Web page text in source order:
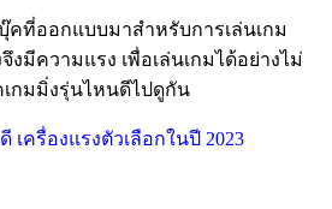
คที่ออกแบบมาสำหรับการเล่นเกม
งมีความแรง เพื่อเล่นเกมได้อย่างไม่
กมมิ่งรุ่นไหนดีไปดูกัน